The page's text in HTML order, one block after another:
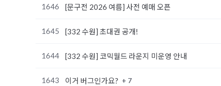
1646 [문구전 2026 여름] 사전 예매 오픈
1645 [332 수원] 초대권 공개!
1644 [332 수원] 코믹월드 라운지 미운영 안내
1643 이거 버그인가요? + 7